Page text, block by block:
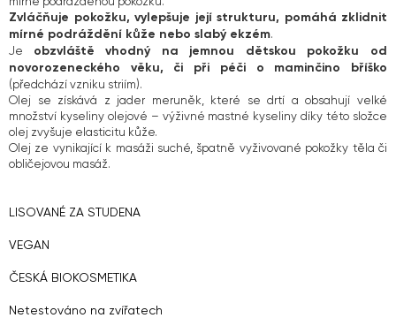
Zvláčňuje pokožku, vylepšuje její strukturu, pomáhá zklidnit
mírné podráždění kůže nebo slabý ekzém.
Je obzvláště vhodný na jemnou dětskou pokožku od
novorozeneckého věku, či při péči o maminčino bříško
(předchází vzniku striím).
Olej se získává z jader meruněk, které se drtí a obsahují velké
množství kyseliny olejové – výživné mastné kyseliny díky této složce
olej zvyšuje elasticitu kůže.
Olej ze vynikající k masáži suché, špatně vyživované pokožky těla či
obličejovou masáž.
LISOVANÉ ZA STUDENA
VEGAN
ČESKÁ BIOKOSMETIKA
Netestováno na zvířatech